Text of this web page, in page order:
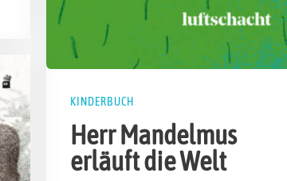
KINDERBUCH
Herr Mandelmus
erläuft die Welt